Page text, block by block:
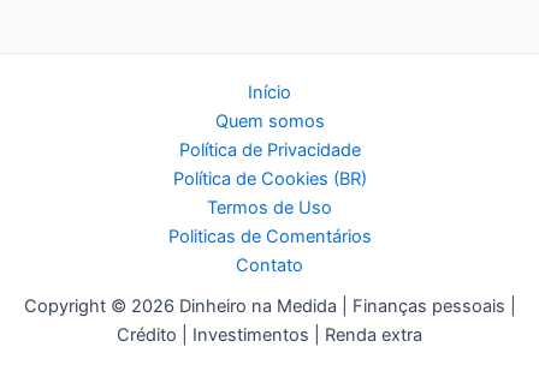
Início
Quem somos
Política de Privacidade
Política de Cookies (BR)
Termos de Uso
Politicas de Comentários
Contato
Copyright © 2026 Dinheiro na Medida | Finanças pessoais |
Crédito | Investimentos | Renda extra